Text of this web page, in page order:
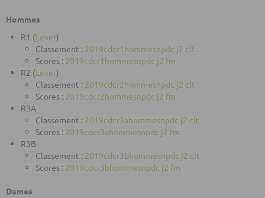
Hommes
R1 (Lexer)
Classement : 2019cdcr1hommesnpdc j2 clt
Scores : 2019cdcr1hommesnpdc j2 fm
R2 (Lexer)
Classement : 2019cdcr2hommesnpdc j2 clt
Scores : 2019cdcr2hommesnpdc j2 fm
R3A
Classement : 2019cdcr3ahommesnpdc j2 clt
Scores : 2019cdcr3ahommesnpdc j2 fm
R3B
Classement : 2019cdcr3bhommesnpdc j2 clt
Scores : 2019cdcr3bhommesnpdc j2 fm
Dames